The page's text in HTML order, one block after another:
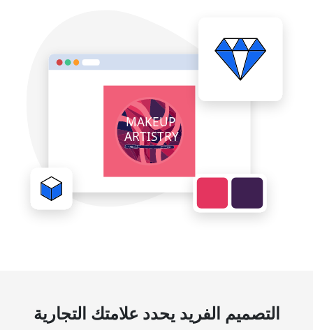
التصميم الفريد يحدد علامتك التجارية